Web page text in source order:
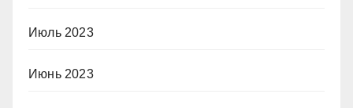
Июль 2023
Июнь 2023